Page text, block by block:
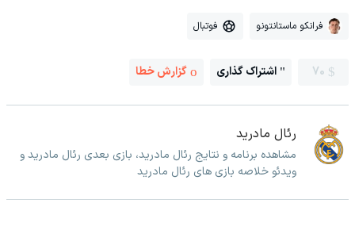
فرانکو ماستانتونو فوتبال
70 اشتراک گذاری گزارش خطا
رئال مادرید
مشاهده برنامه و نتایج رئال مادرید، بازی بعدی رئال مادرید و
ویدئو خلاصه بازی های رئال مادرید